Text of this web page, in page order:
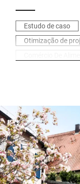
Estudo de caso
Otimização de